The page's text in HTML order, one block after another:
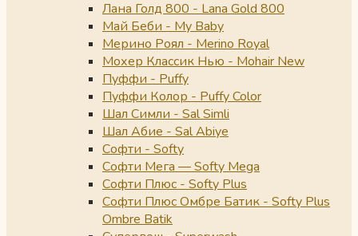
Лана Голд 800 - Lana Gold 800
Май Беби - My Baby
Мерино Роял - Merino Royal
Мохер Классик Нью - Mohair New
Пуффи - Puffy
Пуффи Колор - Puffy Color
Шал Симли - Sal Simli
Шал Абие - Sal Abiye
Софти - Softy
Софти Мега — Softy Mega
Софти Плюс - Softy Plus
Софти Плюс Омбре Батик - Softy Plus
Ombre Batik